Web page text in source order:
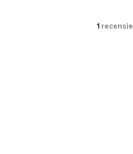
1 recensie